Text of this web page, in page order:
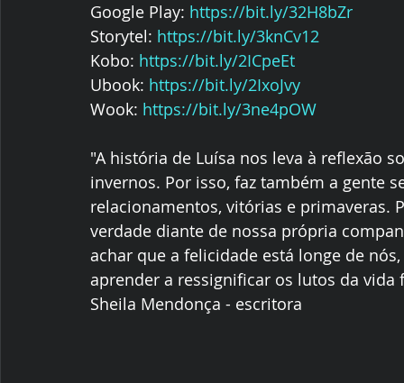
Google Play: https://bit.ly/32H8bZr
Storytel: https://bit.ly/3knCv12
Kobo: https://bit.ly/2ICpeEt
Ubook: https://bit.ly/2IxoJvy
Wook: https://bit.ly/3ne4pOW
"A história de Luísa nos leva à reflexão
invernos. Por isso, faz também a gente
relacionamentos, vitórias e primaveras.
verdade diante de nossa própria
achar que a felicidade está longe de
aprender a ressignificar os lutos da
Sheila Mendonça - escritora